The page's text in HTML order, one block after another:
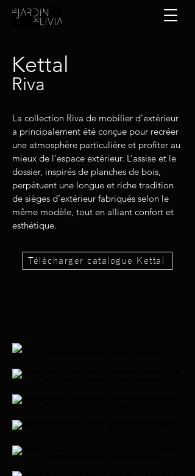
Kettal
Riva
La collection Riva de mobilier d’extérieur
a principalement été conçue pour recréer
une atmosphère particulière et profiter au
mieux de l’espace extérieur. L’assise et le
dossier, inspirés de planches de bois,
perpétuent une longue et riche tradition
de sièges d’extérieur fabriqués selon le
même modèle, tout en alliant confort et
esthétique.
Télécharger catalogue Kettal